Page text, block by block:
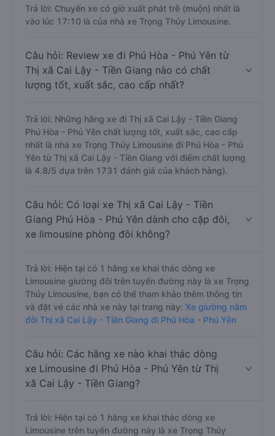
Trả lời: Chuyến xe có giờ xuất phát trễ (muộn) nhất là
vào lúc 17:10 là của nhà xe Trọng Thủy Limousine.
Câu hỏi: Review xe đi Phú Hòa - Phú Yên từ
Thị xã Cai Lậy - Tiền Giang nào có chất
lượng tốt, xuất sắc, cao cấp nhất?
Trả lời: Những hãng xe đi Thị xã Cai Lậy - Tiền Giang
Phú Hòa - Phú Yên chất lượng tốt, xuất sắc, cao cấp
nhất là nhà xe Trọng Thủy Limousine đi Phú Hòa - Phú
Yên từ Thị xã Cai Lậy - Tiền Giang với điểm chất lượng
là 4.8/5 dựa trên 1731 đánh giá của khách hàng).
Câu hỏi: Có loại xe Thị xã Cai Lậy - Tiền
Giang Phú Hòa - Phú Yên dành cho cặp đôi,
xe limousine phòng đôi không?
Trả lời: Hiện tại có 1 hãng xe khai thác dòng xe
Limousine giường đôi trên tuyến đường này là xe Trọng
Thủy Limousine, bạn có thể tham khảo thêm thông tin
và đặt vé các nhà xe này tại trang này: Xe giường nằm
đôi Thị xã Cai Lậy - Tiền Giang đi Phú Hòa - Phú Yên
Câu hỏi: Các hãng xe nào khai thác dòng
xe Limousine đi Phú Hòa - Phú Yên từ Thị
xã Cai Lậy - Tiền Giang?
Trả lời: Hiện tại có 1 hãng xe khai thác dòng xe
Limousine trên tuyến đường này là xe Trọng Thủy